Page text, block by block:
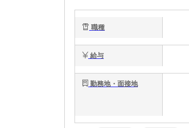
職種
給与
勤務地・面接地